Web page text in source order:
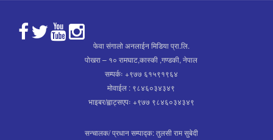
फेवा संगालो अनलाईन मिडिया प्रा.लि.
पोखरा – १० रामघाट,कास्की ,गण्डकी, नेपाल
सम्पर्कः +९७७ ६१५९१९६४
मोवाईल : ९८४६०३४३४९
भाइबर/ह्वाट्सएपः +९७७ ९८४६०३४३४९
सन्चालक/ प्रधान सम्पाद्क: तुलसी राम सुबेदी